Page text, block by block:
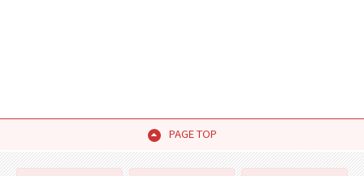
PAGE TOP